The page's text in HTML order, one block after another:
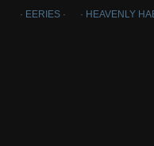
· EERIES · · HEAVENLY